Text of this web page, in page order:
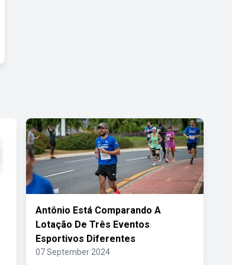
Antônio Está Comparando A
Lotação De Três Eventos
Esportivos Diferentes
07 September 2024